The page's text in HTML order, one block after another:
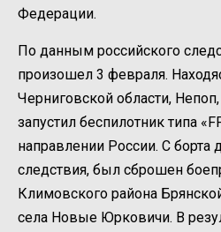
Федерации.
По данным российского
произошел 3 февраля.
Черниговской области,
запустил беспилотник типа
направлении России. С борта
следствия, был сброшен
Климовского района
села Новые Юрковичи. В